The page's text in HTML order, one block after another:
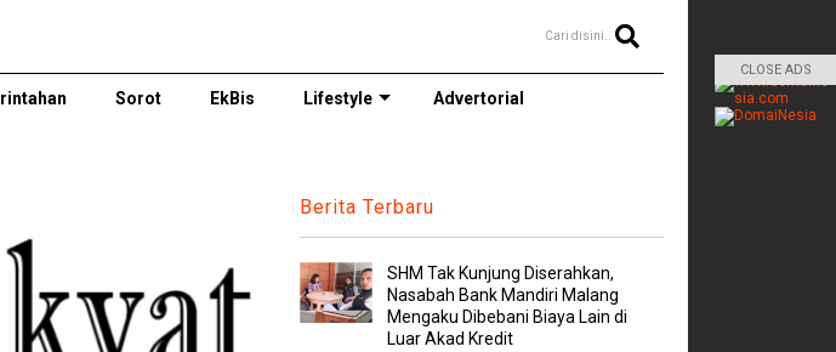
Cari disini..
Sorot EkBis Lifestyle Advertorial
Berita Terbaru
SHM Tak Kunjung Diserahkan,
Nasabah Bank Mandiri Malang
Mengaku Dibebani Biaya Lain di
Luar Akad Kredit
CLOSE ADS